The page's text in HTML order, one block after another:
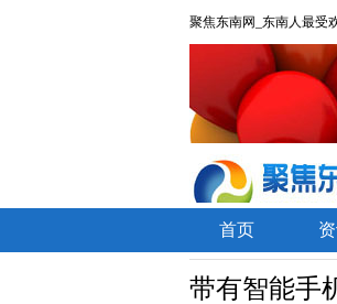
聚焦东南网_东南人最受
首页
带有智能手